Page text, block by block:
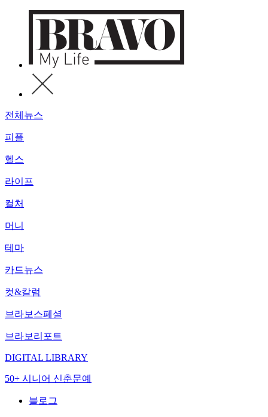
전체뉴스
피플
헬스
라이프
컬처
머니
테마
카드뉴스
컷&칼럼
브라보스페셜
브라보리포트
DIGITAL LIBRARY
50+ 시니어 신춘문예
블로그